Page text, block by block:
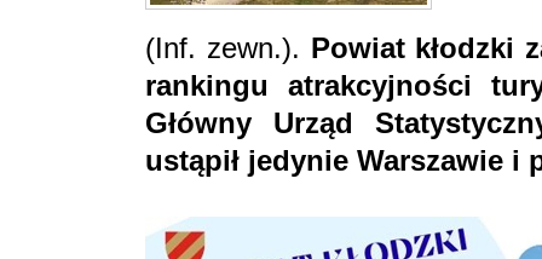
(Inf. zewn.). Powiat kłodzki
rankingu atrakcyjności
Główny Urząd
ustąpił jedynie Warszawie